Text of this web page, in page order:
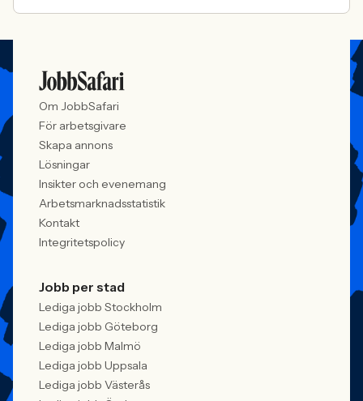
Om JobbSafari
För arbetsgivare
Skapa annons
Lösningar
Insikter och evenemang
Arbetsmarknadsstatistik
Kontakt
Integritetspolicy
Jobb per stad
Lediga jobb Stockholm
Lediga jobb Göteborg
Lediga jobb Malmö
Lediga jobb Uppsala
Lediga jobb Västerås